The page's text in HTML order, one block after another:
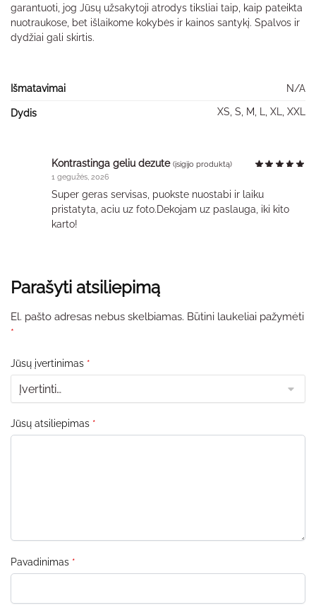
garantuoti, jog Jūsų užsakytoji atrodys tiksliai taip, kaip pateikta
nuotraukose, bet išlaikome kokybės ir kainos santykį. Spalvos ir
dydžiai gali skirtis.
Išmatavimai N/A
Dydis XS, S, M, L, XL, XXL
Kontrastinga geliu dezute (įsigijo produktą)
1 gegužės, 2026
Super geras servisas, puokste nuostabi ir laiku
pristatyta, aciu uz foto.Dekojam uz paslauga, iki kito
karto!
Parašyti atsiliepimą
El. pašto adresas nebus skelbiamas. Būtini laukeliai pažymėti
*
Jūsų įvertinimas *
Jūsų atsiliepimas *
Pavadinimas *